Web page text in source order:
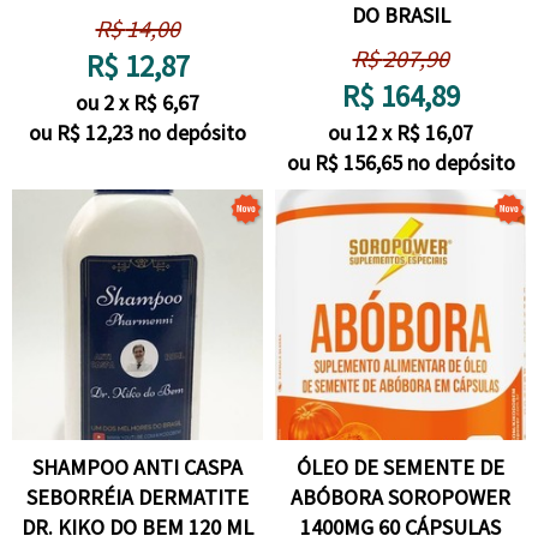
R$14,00
R$ 12,87
ou 2x R$ 6,67
ou R$ 12,23 no depósito
DO BRASIL
R$207,90
R$ 164,89
ou 12x R$ 16,07
ou R$ 156,65 no depósito
SHAMPOO ANTI CASPA
SEBORRÉIA DERMATITE
DR. KIKO DO BEM 120 ML
ÓLEO DE SEMENTE DE
ABÓBORA SOROPOWER
1400MG 60 CÁPSULAS